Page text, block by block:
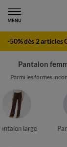
-50% dès 2 articles
Pantalon
Parmi les formes
large